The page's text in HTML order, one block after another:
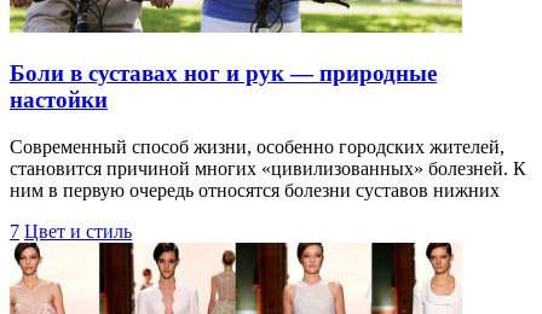
Боли в суставах ног и рук — природные
настойки
Современный способ жизни, особенно городских жителей,
становится причиной многих «цивилизованных» болезней. К
ним в первую очередь относятся болезни суставов нижних
7 Цвет и стиль